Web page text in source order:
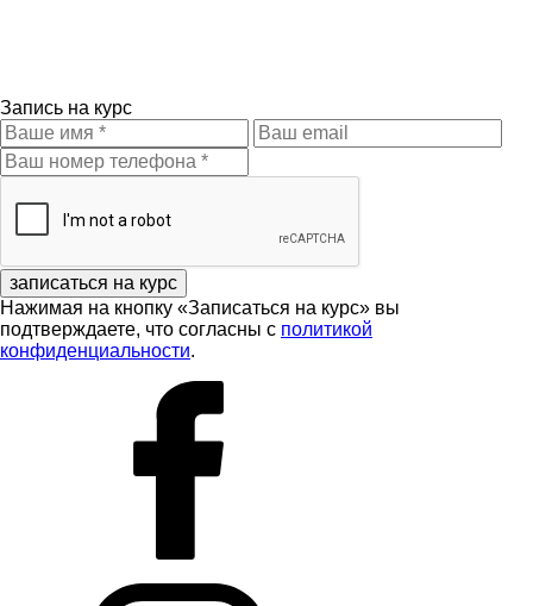
Запись на курс
записаться на курс
Нажимая на кнопку «Записаться на курс» вы
подтверждаете, что согласны с политикой
конфиденциальности.